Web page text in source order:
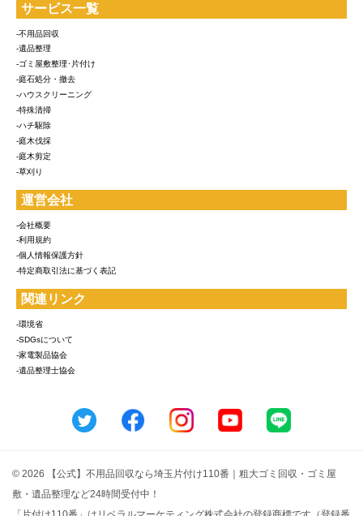
サービス一覧
-不用品回収
-遺品整理
-ゴミ屋敷整理･片付け
-庭石処分・撤去
-ハウスクリーニング
-特殊清掃
-ハチ駆除
-庭木伐採
-庭木剪定
-草刈り
運営会社
-会社概要
-利用規約
-個人情報保護方針
-特定商取引法に基づく表記
関連リンク
-環境省
-SDGsについて
-家電製品協会
-遺品整理士協会
© 2026 【公式】不用品回収なら埼玉片付け110番｜粗大ゴミ回収・ゴミ屋
敷・遺品整理など24時間受付中！